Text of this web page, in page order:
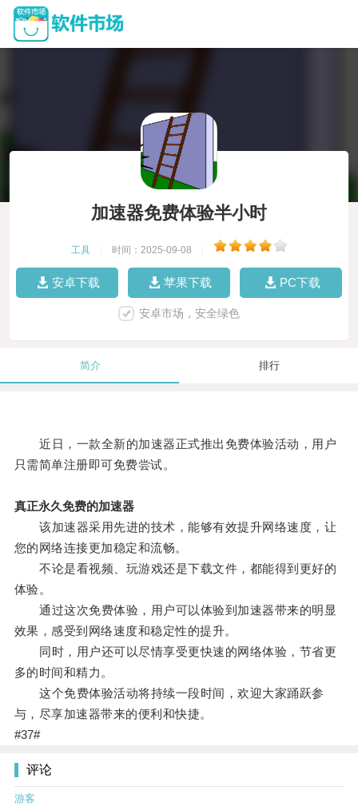
加速器免费体验半小时
工具 时间：2025-09-08
安卓下载 苹果下载 PC下载
安卓市场，安全绿色
简介 排行
近日，一款全新的加速器正式推出免费体验活动，用户
只需简单注册即可免费尝试。
真正永久免费的加速器
该加速器采用先进的技术，能够有效提升网络速度，让
您的网络连接更加稳定和流畅。
不论是看视频、玩游戏还是下载文件，都能得到更好的
体验。
通过这次免费体验，用户可以体验到加速器带来的明显
效果，感受到网络速度和稳定性的提升。
同时，用户还可以尽情享受更快速的网络体验，节省更
多的时间和精力。
这个免费体验活动将持续一段时间，欢迎大家踊跃参
与，尽享加速器带来的便利和快捷。
#37#
评论
游客